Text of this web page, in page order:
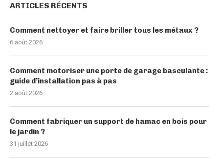
ARTICLES RÉCENTS
Comment nettoyer et faire briller tous les métaux ?
6 août 2026
Comment motoriser une porte de garage basculante :
guide d’installation pas à pas
2 août 2026
Comment fabriquer un support de hamac en bois pour
le jardin ?
31 juillet 2026